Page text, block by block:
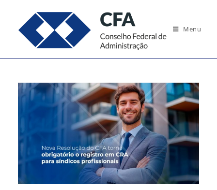
conteúdo
Menu